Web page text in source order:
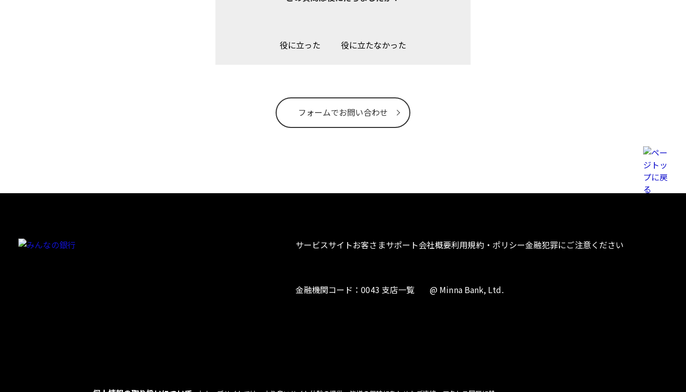
役に立った 役に立たなかった
フォームでお問い合わせ
サービスサイトお客さまサポート会社概要利用規約・ポリシー金融犯罪にご注意ください
金融機関コード：0043 支店一覧 @ Minna Bank, Ltd.